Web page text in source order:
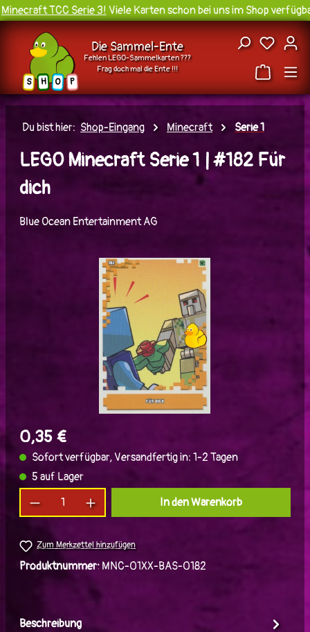
Zum Hauptinhalt springen
TCC Serie 3!Viele Karten schon bei uns im Shop
S H O P
Die Sammel-Ente
Fehlen LEGO-Sammelkarten ???
Frag doch mal die Ente !!!
Du
Du bist hier: Shop-Eingang Minecraft Serie 1
LEGO Minecraft Serie 1 | #182 Für
dich
Blue Ocean Entertainment AG
Bildergalerie überspringen
0,35 €
Sofort verfügbar, Versandfertig in: 1-2 Tagen
5 auf Lager
Produkt Anzahl: Gib den gewünschten Wert
In den Warenkorb
Zum Merkzettel hinzufügen
Produktnummer: MNC-01XX-BAS-0182
Beschreibung